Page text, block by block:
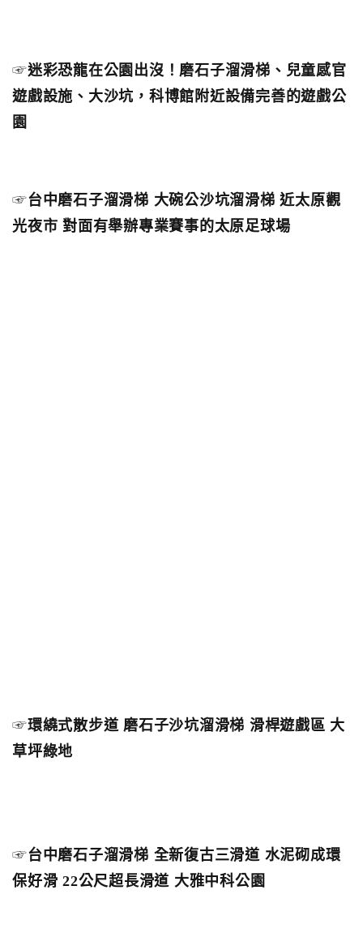
☞迷彩恐龍在公園出沒！磨石子溜滑梯、兒童感官
遊戲設施、大沙坑，科博館附近設備完善的遊戲公
園
☞台中磨石子溜滑梯 大碗公沙坑溜滑梯 近太原觀
光夜市 對面有舉辦專業賽事的太原足球場
☞環繞式散步道 磨石子沙坑溜滑梯 滑桿遊戲區 大
草坪綠地
☞台中磨石子溜滑梯 全新復古三滑道 水泥砌成環
保好滑 22公尺超長滑道 大雅中科公園